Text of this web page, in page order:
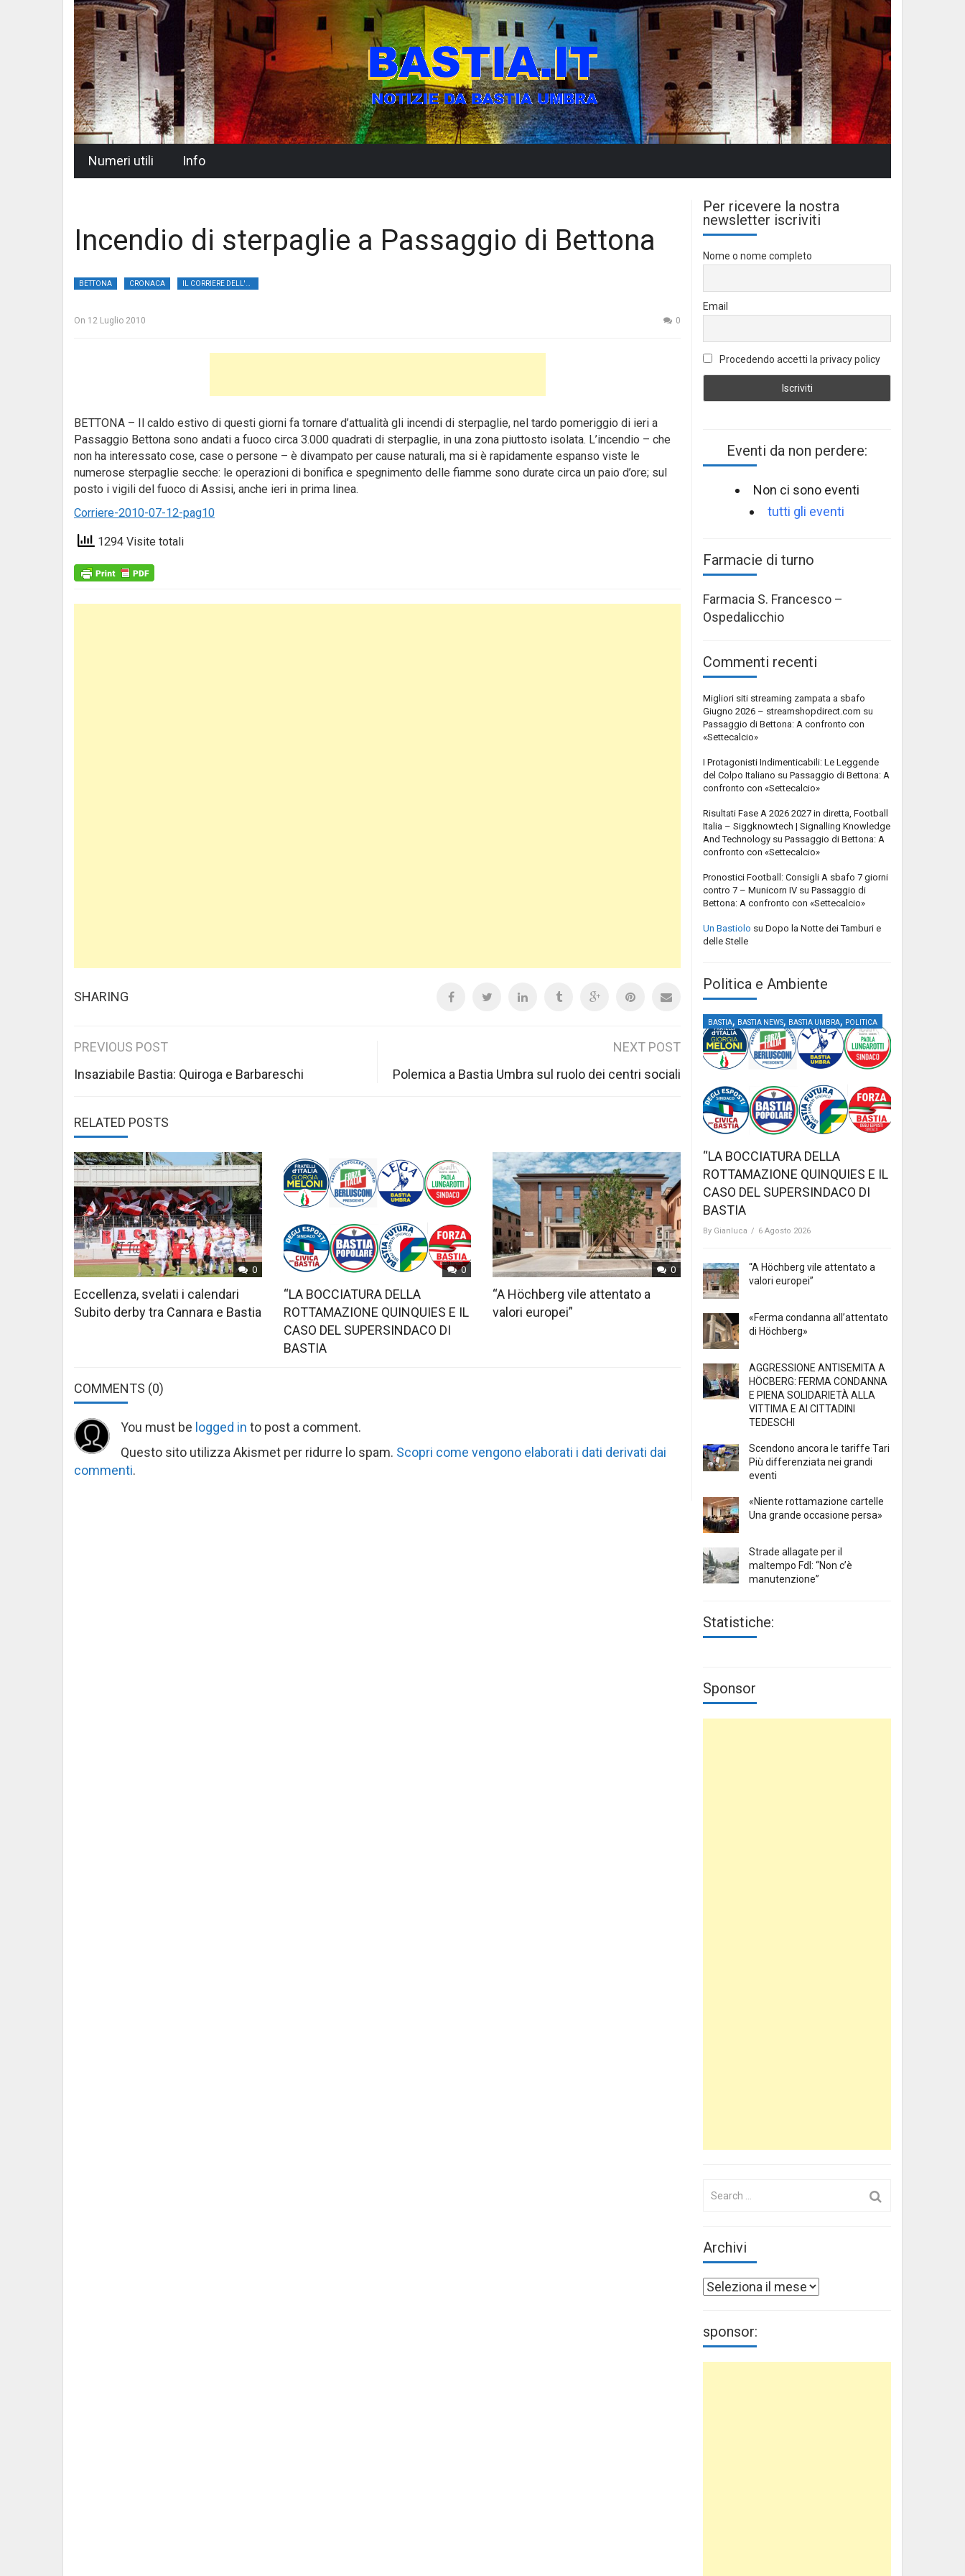
Numeri utili Info
Incendio di sterpaglie a Passaggio di Bettona
BETTONA CRONACA
On 12 Luglio 2010 0
BETTONA – Il caldo estivo di questi giorni fa tornare d’attualità gli incendi di sterpaglie, nel tardo pomeriggio di ieri a
Passaggio Bettona sono andati a fuoco circa 3.000 quadrati di sterpaglie, in una zona piuttosto isolata. L’incendio – che
non ha interessato cose, case o persone – è divampato per cause naturali, ma si è rapidamente espanso viste le
numerose sterpaglie secche: le operazioni di bonifica e spegnimento delle fiamme sono durate circa un paio d’ore; sul
posto i vigili del fuoco di Assisi, anche ieri in prima linea.
Corriere-2010-07-12-pag10
1294 Visite totali
SHARING
Post
navigation
PREVIOUS POST
Insaziabile Bastia: Quiroga e Barbareschi
NEXT POST
Polemica a Bastia Umbra sul ruolo dei centri sociali
RELATED POSTS
0
Eccellenza, svelati i calendari
Subito derby tra Cannara e Bastia
0
“LA BOCCIATURA DELLA
ROTTAMAZIONE QUINQUIES E IL
CASO DEL SUPERSINDACO DI
BASTIA
0
“A Höchberg vile attentato a
valori europei”
COMMENTS (0)
You must be logged in to post a comment.
Questo sito utilizza Akismet per ridurre lo spam. Scopri come vengono elaborati i dati derivati dai
commenti.
Per ricevere la nostra
newsletter iscriviti
Nome o nome completo
Email
Procedendo accetti la privacy policy
Eventi da non perdere:
Non ci sono eventi
tutti gli eventi
Farmacie di turno
Farmacia S. Francesco –
Ospedalicchio
Commenti recenti
Migliori siti streaming zampata a sbafo
Giugno 2026 – streamshopdirect.com su
Passaggio di Bettona: A confronto con
«Settecalcio»
I Protagonisti Indimenticabili: Le Leggende
del Colpo Italiano su Passaggio di Bettona: A
confronto con «Settecalcio»
Risultati Fase A 2026 2027 in diretta, Football
Italia – Siggknowtech | Signalling Knowledge
And Technology su Passaggio di Bettona: A
confronto con «Settecalcio»
Pronostici Football: Consigli A sbafo 7 giorni
contro 7 – Municorn IV su Passaggio di
Bettona: A confronto con «Settecalcio»
Un Bastiolo su Dopo la Notte dei Tamburi e
delle Stelle
Politica e Ambiente
BASTIA, BASTIA NEWS, BASTIA UMBRA, POLITICA
“LA BOCCIATURA DELLA
ROTTAMAZIONE QUINQUIES E IL
CASO DEL SUPERSINDACO DI
BASTIA
By Gianluca / 6 Agosto 2026
“A Höchberg vile attentato a
valori europei”
«Ferma condanna all’attentato
di Höchberg»
AGGRESSIONE ANTISEMITA A
HÖCBERG: FERMA CONDANNA
E PIENA SOLIDARIETÀ ALLA
VITTIMA E AI CITTADINI
TEDESCHI
Scendono ancora le tariffe Tari
Più differenziata nei grandi
eventi
«Niente rottamazione cartelle
Una grande occasione persa»
Strade allagate per il
maltempo FdI: “Non c’è
manutenzione”
Statistiche:
Sponsor
Archivi
Archivi
sponsor: